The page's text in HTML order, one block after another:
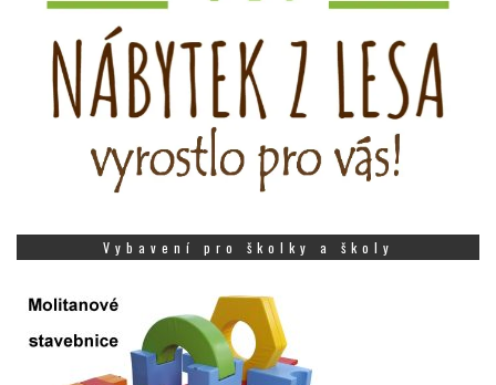
Vybavení pro školky a školy